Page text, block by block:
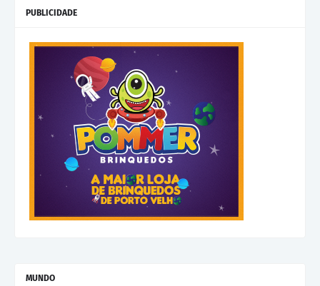
PUBLICIDADE
MUNDO